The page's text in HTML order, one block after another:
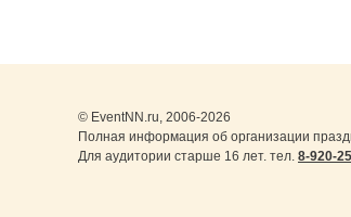
© EventNN.ru, 2006-2026
Полная информация об организации
Для аудитории старше 16 лет. тел. 8-920-